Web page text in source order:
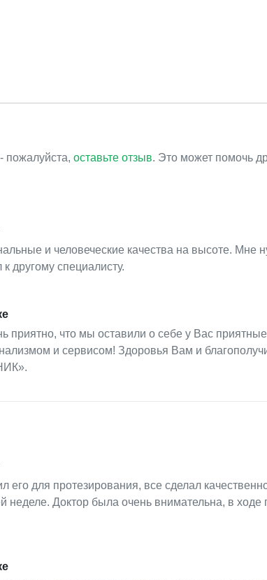
пожалуйста, оставьте отзыв. Это может помочь
и человеческие качества на высоте. Мне
другому специалисту.
приятно, что мы оставили о себе у Вас
и сервисом! Здоровья Вам и
его для протезирования, все сделал
Доктор была очень внимательна, в ходе